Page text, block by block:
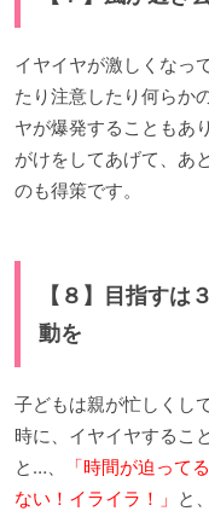
イヤイヤが激しくなっ
たり注意したり何らか
ヤが爆発することもあ
がけをしてあげて、あ
のも得策です。
【８】目指すは
動を
子どもは親が忙しくし
時に、イヤイヤするこ
と…、
「時間が迫って
ない！イライラ！」 と